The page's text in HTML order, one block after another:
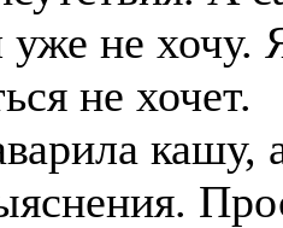
не хочу.
не хочет.
кашу,